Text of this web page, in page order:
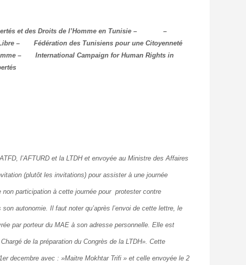
–
et des Droits de l’Homme en Tunisie –
– Fédération des Tunisiens pour une Citoyenneté
– International Campaign for Human Rights in
l’AFTURD et la LTDH et envoyée au Ministre des Affaires
(plutôt les invitations) pour assister à une journée
participation à cette journée pour protester contre
autonomie. Il faut noter qu’après l’envoi de cette lettre, le
par porteur du MAE à son adresse personnelle. Elle est
de la préparation du Congrès de la LTDH». Cette
decembre avec : »Maitre Mokhtar Trifi » et celle envoyée le 2